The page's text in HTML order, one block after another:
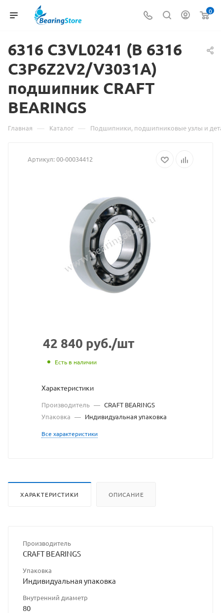
0
6316 C3VL0241 (B 6316
C3P6Z2V2/V3031A)
подшипник CRAFT
товаре
BEARINGS
Главная — Каталог — Подшипники, подшипниковые узлы и
Артикул:00-00034412
42 840 руб./шт
Есть в наличии
Характеристики
Производитель — CRAFT BEARINGS
Упаковка — Индивидуальная упаковка
Все характеристики
ХАРАКТЕРИСТИКИ ОПИСАНИЕ
Производитель
CRAFT BEARINGS
Упаковка
Индивидуальная упаковка
Внутренний диаметр
80